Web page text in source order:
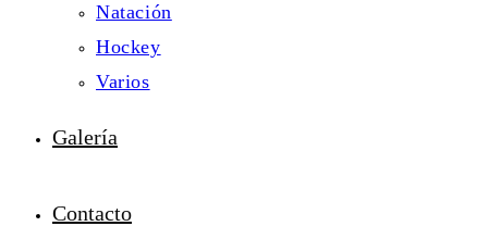
Natación
Hockey
Varios
Galería
Contacto